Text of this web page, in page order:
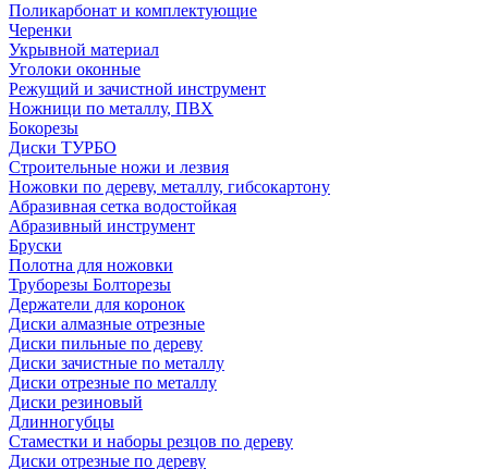
Поликарбонат и комплектующие
Черенки
Укрывной материал
Уголоки оконные
Режущий и зачистной инструмент
Ножници по металлу, ПВХ
Бокорезы
Диски ТУРБО
Строительные ножи и лезвия
Ножовки по дереву, металлу, гибсокартону
Абразивная сетка водостойкая
Абразивный инструмент
Бруски
Полотна для ножовки
Труборезы Болторезы
Держатели для коронок
Диски алмазные отрезные
Диски пильные по дереву
Диски зачистные по металлу
Диски отрезные по металлу
Диски резиновый
Длинногубцы
Стаместки и наборы резцов по дереву
Диски отрезные по дереву